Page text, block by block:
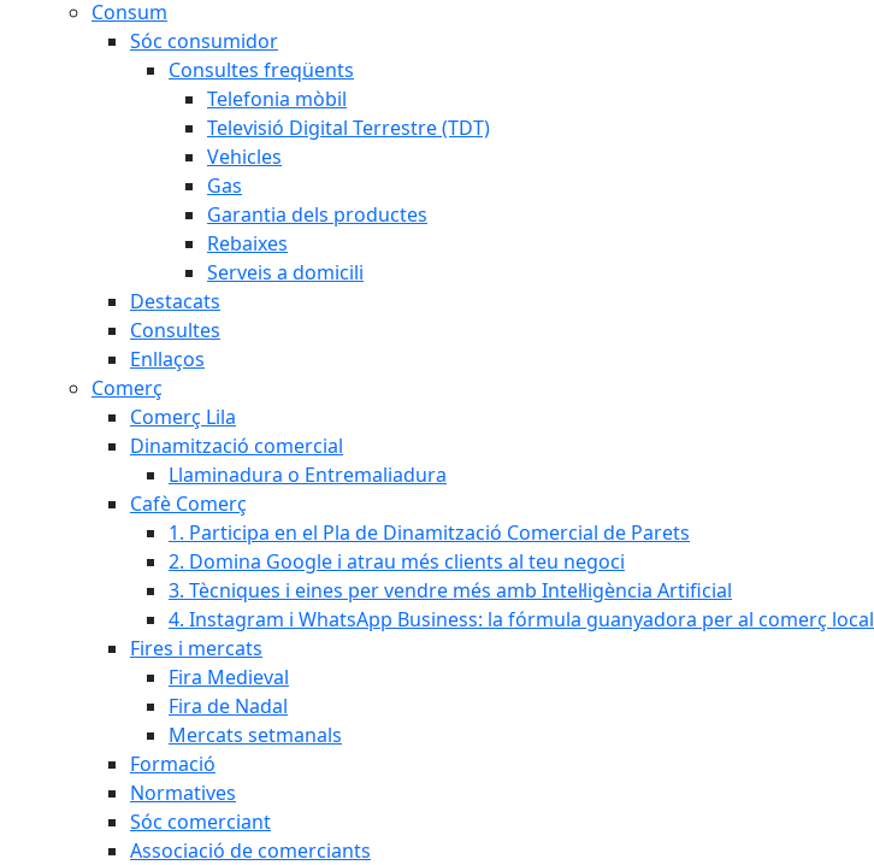
Consum
Sóc consumidor
Consultes freqüents
Telefonia mòbil
Televisió Digital Terrestre (TDT)
Vehicles
Gas
Garantia dels productes
Rebaixes
Serveis a domicili
Destacats
Consultes
Enllaços
Comerç
Comerç Lila
Dinamització comercial
Llaminadura o Entremaliadura
Cafè Comerç
1. Participa en el Pla de Dinamització Comercial de Parets
2. Domina Google i atrau més clients al teu negoci
3. Tècniques i eines per vendre més amb Intel·ligència Artificial
4. Instagram i WhatsApp Business: la fórmula guanyadora per al comerç local
Fires i mercats
Fira Medieval
Fira de Nadal
Mercats setmanals
Formació
Normatives
Sóc comerciant
Associació de comerciants